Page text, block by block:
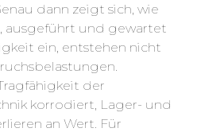
dann zeigt sich, wie
ausgeführt und gewartet
ein, entstehen nicht
der
korrodiert, Lager- und
an Wert. Für